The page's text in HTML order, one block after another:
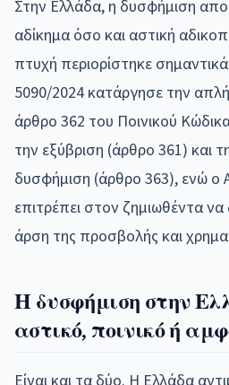
Στην Ελλάδα, η δυσφήμιση
αδίκημα όσο και αστική
πτυχή περιορίστηκε
5090/2024 κατάργησε την
άρθρο 362 του Ποινικού
την εξύβριση (άρθρο 361) και
δυσφήμιση (άρθρο 363), ενώ ο
επιτρέπει στον ζημιωθέντα να
άρση της προσβολής και
Η δυσφήμιση στην
αστικό, ποινικό ή